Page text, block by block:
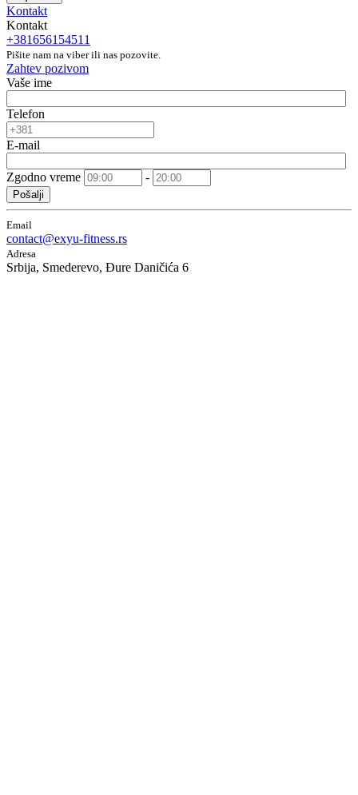
Kontakt
Kontakt
+381656154511
Pišite nam na viber ili nas pozovite.
Zahtev pozivom
Vaše ime
Telefon
E-mail
Zgodno vreme -
Pošalji
Email
contact@exyu-fitness.rs
Adresa
Srbija, Smederevo, Đure Daničića 6